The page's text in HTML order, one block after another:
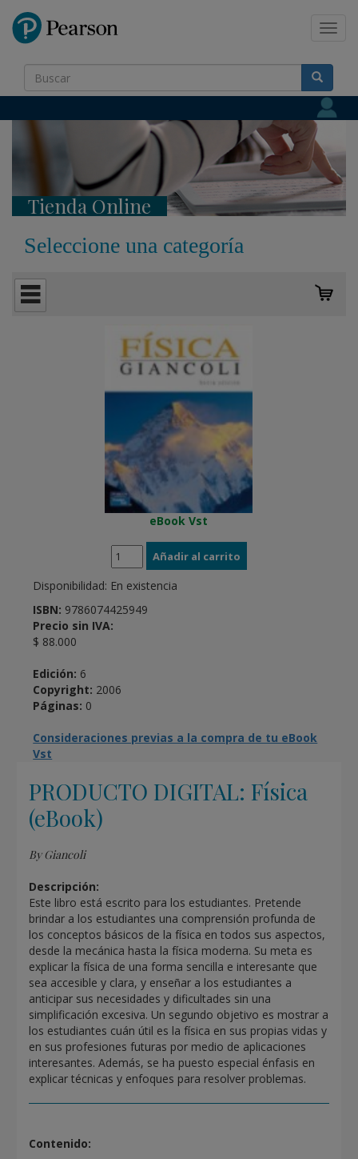
Tienda Online
Seleccione una categoría
eBook Vst
Disponibilidad: En existencia
ISBN: 9786074425949
Precio sin IVA:
$ 88.000
Edición: 6
Copyright: 2006
Páginas: 0
Consideraciones previas a la compra de tu eBook
Vst
PRODUCTO DIGITAL: Física
(eBook)
By Giancoli
Descripción:
Este libro está escrito para los estudiantes. Pretende
brindar a los estudiantes una comprensión profunda de
los conceptos básicos de la física en todos sus aspectos,
desde la mecánica hasta la física moderna. Su meta es
explicar la física de una forma sencilla e interesante que
sea accesible y clara, y enseñar a los estudiantes a
anticipar sus necesidades y dificultades sin una
simplificación excesiva. Un segundo objetivo es mostrar a
los estudiantes cuán útil es la física en sus propias vidas y
en sus profesiones futuras por medio de aplicaciones
interesantes. Además, se ha puesto especial énfasis en
explicar técnicas y enfoques para resolver problemas.
Contenido: